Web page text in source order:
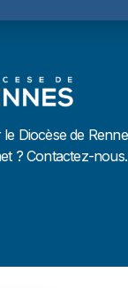
Diocèse de
? Contactez-nous.